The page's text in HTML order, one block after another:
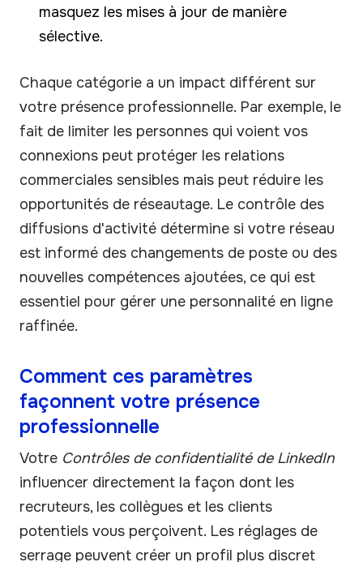
masquez les mises à jour de manière
sélective.
Chaque catégorie a un impact différent sur
votre présence professionnelle. Par exemple, le
fait de limiter les personnes qui voient vos
connexions peut protéger les relations
commerciales sensibles mais peut réduire les
opportunités de réseautage. Le contrôle des
diffusions d'activité détermine si votre réseau
est informé des changements de poste ou des
nouvelles compétences ajoutées, ce qui est
essentiel pour gérer une personnalité en ligne
raffinée.
Comment ces paramètres
façonnent votre présence
professionnelle
Votre Contrôles de confidentialité de LinkedIn
influencer directement la façon dont les
recruteurs, les collègues et les clients
potentiels vous perçoivent. Les réglages de
serrage peuvent créer un profil plus discret